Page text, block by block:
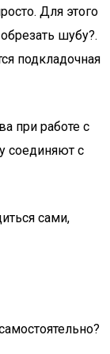
Для этого
шубу?.
подкладочная
при работе с
соединяют с
сами,